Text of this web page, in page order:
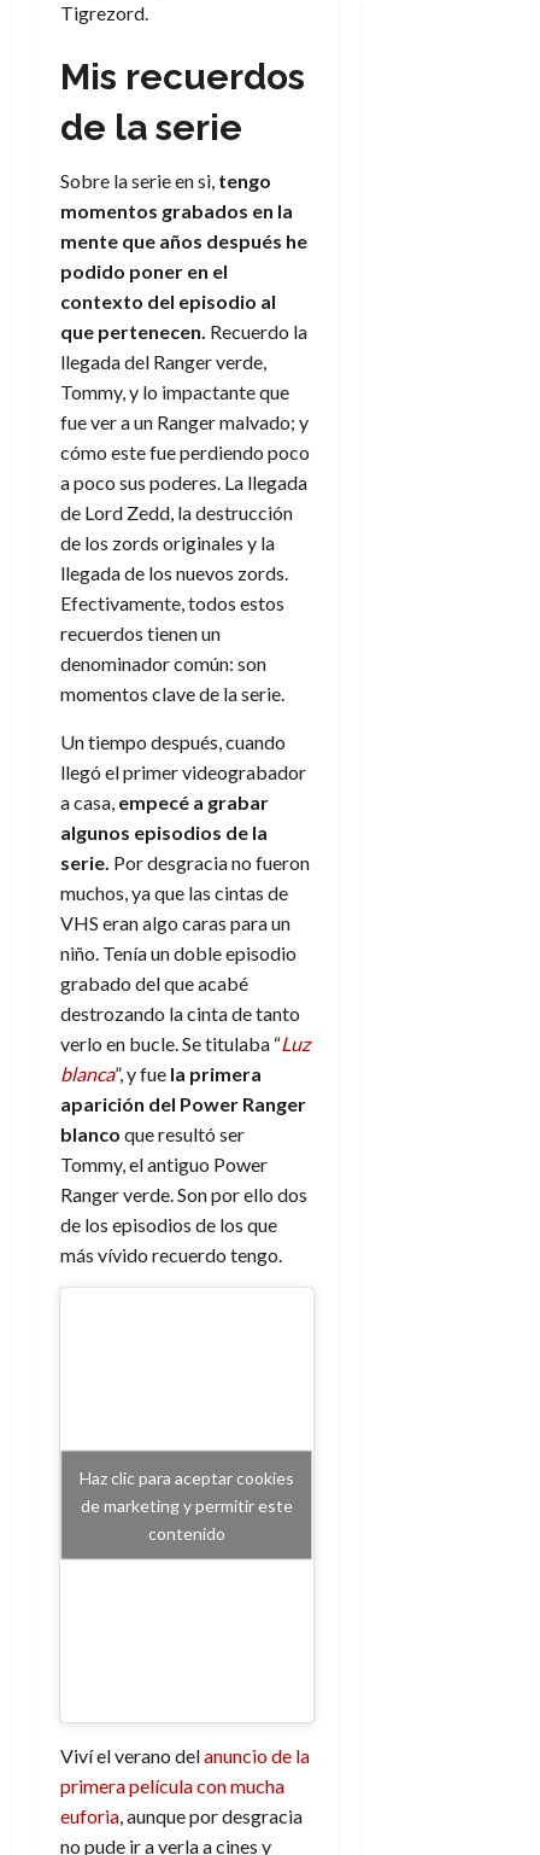
Tigrezord.
Mis recuerdos
de la serie
Sobre la serie en si, tengo
momentos grabados en la
mente que años después he
podido poner en el
contexto del episodio al
que pertenecen. Recuerdo la
llegada del Ranger verde,
Tommy, y lo impactante que
fue ver a un Ranger malvado; y
cómo este fue perdiendo poco
a poco sus poderes. La llegada
de Lord Zedd, la destrucción
de los zords originales y la
llegada de los nuevos zords.
Efectivamente, todos estos
recuerdos tienen un
denominador común: son
momentos clave de la serie.
Un tiempo después, cuando
llegó el primer videograbador
a casa, empecé a grabar
algunos episodios de la
serie. Por desgracia no fueron
muchos, ya que las cintas de
VHS eran algo caras para un
niño. Tenía un doble episodio
grabado del que acabé
destrozando la cinta de tanto
verlo en bucle. Se titulaba “Luz
blanca”, y fue la primera
aparición del Power Ranger
blanco que resultó ser
Tommy, el antiguo Power
Ranger verde. Son por ello dos
de los episodios de los que
más vívido recuerdo tengo.
Haz clic para aceptar cookies
de marketing y permitir este
contenido
Viví el verano delanuncio de la
primera película con mucha
euforia, aunque por desgracia
no pude ir a verla a cines y